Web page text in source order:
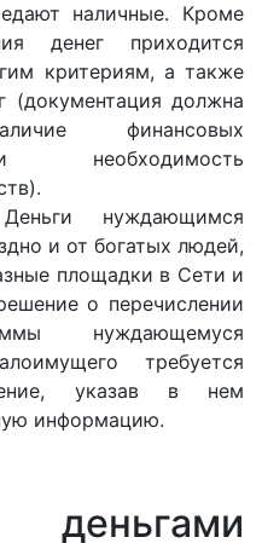
наличные. Кроме
денег приходится
критериям, а также
(документация должна
финансовых
необходимость
нуждающимся
и от богатых людей,
площадки в Сети и
о перечислении
нуждающемуся
требуется
указав в нем
информацию.